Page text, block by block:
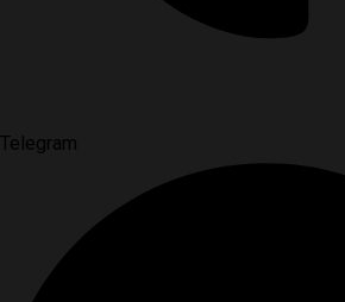
Telegram